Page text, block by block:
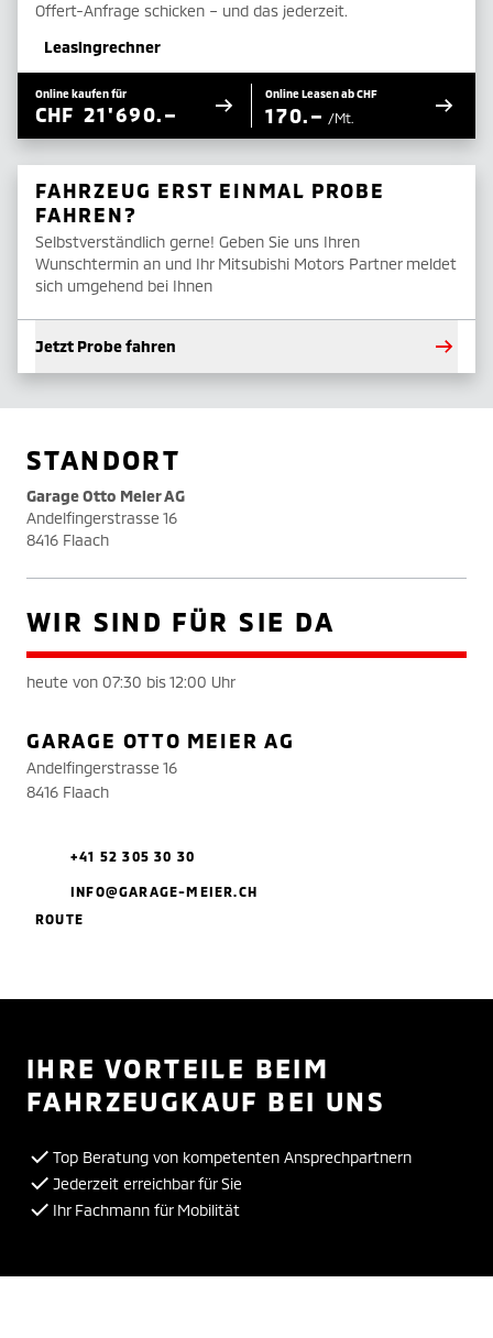
Offert-Anfrage schicken – und das jederzeit.
Leasingrechner
Online kaufen für
CHF 21'690.–
Online Leasen ab CHF
170.– /Mt.
FAHRZEUG ERST EINMAL PROBE
FAHREN?
Selbstverständlich gerne! Geben Sie uns Ihren
Wunschtermin an und Ihr Mitsubishi Motors Partner meldet
sich umgehend bei Ihnen
Jetzt Probe fahren
STANDORT
Garage Otto Meier AG
Andelfingerstrasse 16
8416 Flaach
WIR SIND FÜR SIE DA
heute von 07:30 bis 12:00 Uhr
GARAGE OTTO MEIER AG
Andelfingerstrasse 16
8416 Flaach
+41 52 305 30 30
INFO@GARAGE-MEIER.CH
ROUTE
IHRE VORTEILE BEIM
FAHRZEUGKAUF BEI UNS
Top Beratung von kompetenten Ansprechpartnern
Jederzeit erreichbar für Sie
Ihr Fachmann für Mobilität